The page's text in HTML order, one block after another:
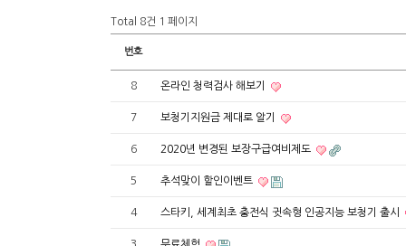
Total 8건 1 페이지
번호
8 온라인 청력검사 해보기
7 보청기지원금 제대로 알기
6 2020년 변경된 보장구급여비제도
5 추석맞이 할인이벤트
4 스타키, 세계최초 충전식 귓속형 인공지능 보청기 출시